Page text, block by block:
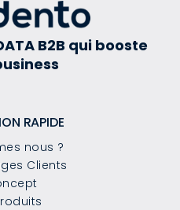
B2B qui booste
RAPIDE
nous ?
Clients